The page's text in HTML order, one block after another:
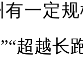
有一定
超越长